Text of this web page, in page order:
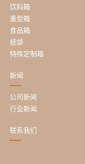
饮料箱
重型箱
食品箱
纸袋
特殊定制箱
新闻
公司新闻
行业新闻
联系我们